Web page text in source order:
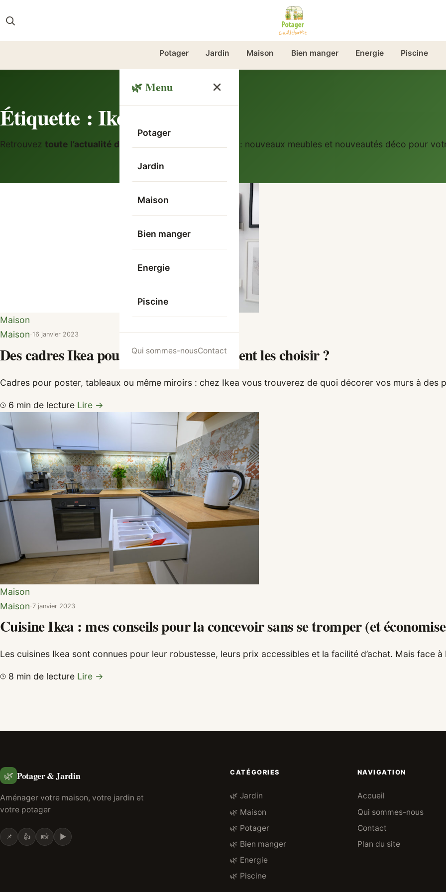
Potager Jardin Maison Bien manger Energie Piscine
🌿 Menu
Potager
Jardin
Maison
Bien manger
Energie
Piscine
Qui sommes-nousContact
Étiquette : Ikea
Retrouvez toute l’actualité des magasins Ikea en France : nouveaux meubles et nouveautés déco pour
Maison
Maison·16 janvier 2023
Des cadres Ikea pour votre déco : comment les choisir ?
Cadres pour poster, tableaux ou même miroirs : chez Ikea vous trouverez de quoi décorer vos murs à des
6 min de lecture Lire →
Maison
Maison·7 janvier 2023
Cuisine Ikea : mes conseils pour la concevoir sans se tromper (et
Les cuisines Ikea sont connues pour leur robustesse, leurs prix accessibles et la facilité d’achat. Mais face à
8 min de lecture Lire →
🌿 Potager & Jardin
Aménager votre maison, votre jardin et
votre potager
📌 👍 📸 ▶️
CATÉGORIES
🌿 Jardin
🌿 Maison
🌿 Potager
🌿 Bien manger
🌿 Energie
🌿 Piscine
NAVIGATION
Accueil
Qui sommes-nous
Contact
Plan du site